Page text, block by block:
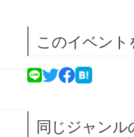
このイベント
同じジャンル